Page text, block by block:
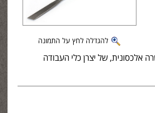
להגדלה לחץ על התמונה
אלכסונית, של יצרן כלי העבודה